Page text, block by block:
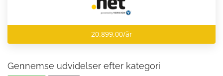
20.899,00/år
Gennemse udvidelser efter kategori